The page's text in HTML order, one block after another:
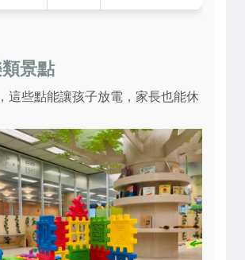
景點
這些點能讓孩子放電，家長也能休